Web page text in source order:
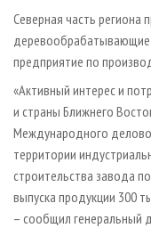
Северная часть региона
деревообрабатывающие
предприятие по
«Активный интерес и
и страны Ближнего
Международного
территории
строительства завода
выпуска продукции 300
– сообщил генеральный